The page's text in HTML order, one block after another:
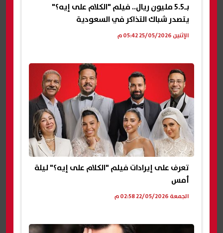
بـ5.5 مليون ريال.. فيلم "الكلام على إيه؟"
يتصدر شباك التذاكر في السعودية
الإثنين 25/05/2026 05:42 م
تعرف على إيرادات فيلم "الكلام على إيه؟" ليلة
أمس
الجمعة 22/05/2026 02:58 م